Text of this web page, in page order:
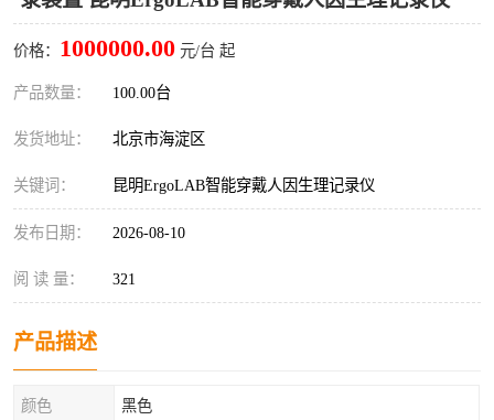
价格： 1000000.00 元/台 起
产品数量： 100.00台
发货地址： 北京市海淀区
关键词： 昆明ErgoLAB智能穿戴人因生理记录仪
发布日期： 2026-08-10
阅 读 量： 321
产品描述
颜色 黑色